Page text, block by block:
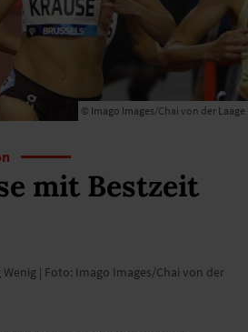
© Imago Images/Chai von der Laage
mit Bestzeit
Wenig | Foto: Imago Images/Chai von der